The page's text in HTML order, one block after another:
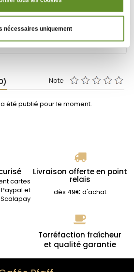
nécessaires uniquement
Sachet vrac
0,10 kg
CEYLANVRAC100
Note
été publié pour le moment.
Livraison offerte en point
relais
dès 49€ d'achat
Torréfaction fraîcheur
et qualité garantie